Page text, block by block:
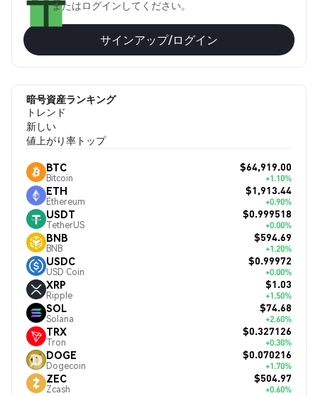
またはログインしてください。
サインアップ/ログイン
暗号資産ランキング
トレンド
新しい
値上がり率トップ
BTC
Bitcoin
$64,919.00
+1.10%
ETH
Ethereum
$1,913.44
+0.90%
USDT
TetherUS
$0.999518
+0.00%
BNB
BNB
$594.69
+1.20%
USDC
USD Coin
$0.99972
+0.00%
XRP
Ripple
$1.03
+1.50%
SOL
Solana
$74.68
+2.60%
TRX
Tron
$0.327126
+0.30%
DOGE
Dogecoin
$0.070216
+1.70%
ZEC
Zcash
$504.97
+0.60%